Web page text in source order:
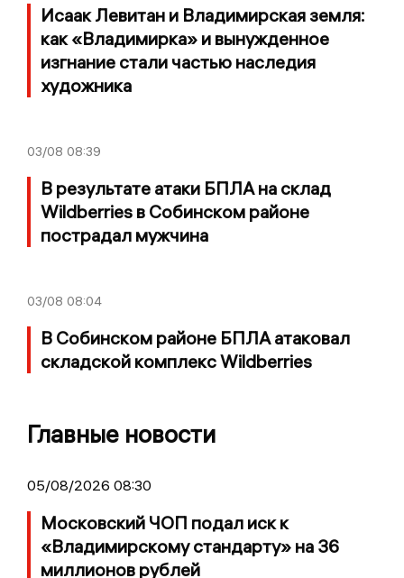
Исаак Левитан и Владимирская земля:
как «Владимирка» и вынужденное
изгнание стали частью наследия
художника
03/08 08:39
В результате атаки БПЛА на склад
Wildberries в Собинском районе
пострадал мужчина
03/08 08:04
В Собинском районе БПЛА атаковал
складской комплекс Wildberries
Главные новости
05/08/2026 08:30
Московский ЧОП подал иск к
«Владимирскому стандарту» на 36
миллионов рублей